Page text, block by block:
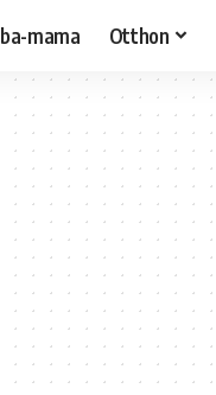
mama Otthon